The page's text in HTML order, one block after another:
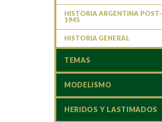
HISTORIA ARGENTINA POST-
1945
HISTORIA GENERAL
TEMAS
MODELISMO
HERIDOS Y LASTIMADOS